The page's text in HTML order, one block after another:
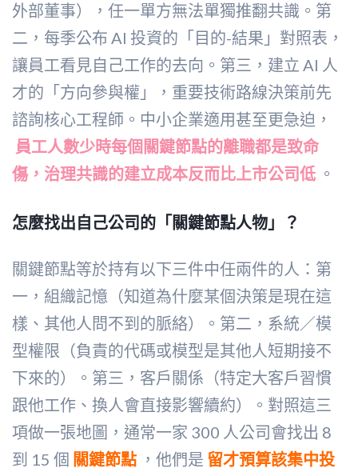
外部董事），任一單方無法單獨推翻共識。第
二，每季公布 AI 投資的「目的-結果」對照表，
讓員工看見自己工作的去向。第三，建立 AI 人
才的「方向參與權」，重要技術路線決策前先
諮詢核心工程師。中小企業適用甚至更急迫，
員工人數少時每個關鍵節點的離職都是致命
傷，治理共識的建立成本反而比上市公司低 。
怎麼找出自己公司的「關鍵節點人物」？
關鍵節點等於持有以下三件中任兩件的人：第
一，組織記憶（知道為什麼某個決策是現在這
樣、其他人問不到的脈絡）。第二，系統／模
型權限（負責的代碼或模型是其他人短期接不
下來的）。第三，客戶關係（特定大客戶習慣
跟他工作、換人會直接影響續約）。對照這三
項做一張地圖，通常一家 300 人公司會找出 8
到 15 個 關鍵節點 ，他們是 留才預算該集中投